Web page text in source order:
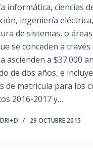
informática, ciencias
ingeniería eléctrica,
de sistemas, o
se conceden a través
ascienden a $37.000
de dos años, e
de matrícula para los
2016-2017 y…
29 OCTUBRE 2015